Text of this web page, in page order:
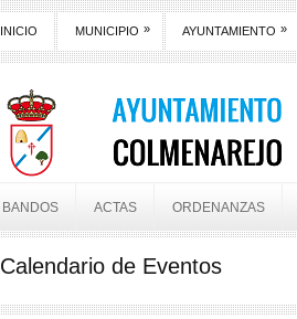
INICIO MUNICIPIO » AYUNTAMIENTO »
BANDOS ACTAS ORDENANZAS
Calendario de Eventos